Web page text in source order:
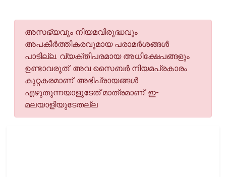
അസഭ്യവും നിയമവിരുദ്ധവും
അപകീര്‍ത്തികരവുമായ പരാമര്‍ശങ്ങള്‍
പാടില്ല. വ്യക്തിപരമായ അധിക്ഷേപങ്ങളും
ഉണ്ടാവരുത്. അവ സൈബര്‍ നിയമപ്രകാരം
കുറ്റകരമാണ്. അഭിപ്രായങ്ങള്‍
എഴുതുന്നയാളുടേത് മാത്രമാണ്. ഇ-
മലയാളിയുടേതല്ല